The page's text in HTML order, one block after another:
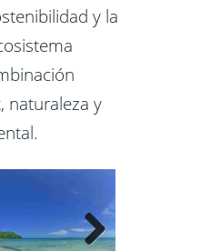
y la
naturaleza y